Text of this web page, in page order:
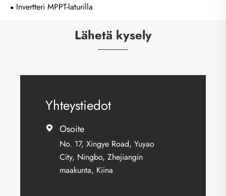
Invertteri MPPT-laturilla
Lähetä kysely
Yhteystiedot
 Osoite
No. 17, Xingye Road, Yuyao
City, Ningbo, Zhejiangin
maakunta, Kiina